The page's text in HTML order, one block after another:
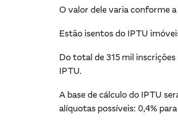
O valor dele varia conforme
Estão isentos do IPTU
Do total de 315 mil
IPTU.
A base de cálculo do IPTU
alíquotas possíveis: 0,4%